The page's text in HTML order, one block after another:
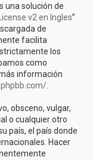
una solución de
v2 en Ingles”
de
facilita
los
como
información
obsceno, vulgar,
o cualquier otro
país, el país donde
Hacer